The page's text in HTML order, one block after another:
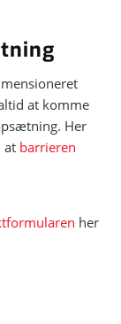
at komme
Her
at barrieren
her